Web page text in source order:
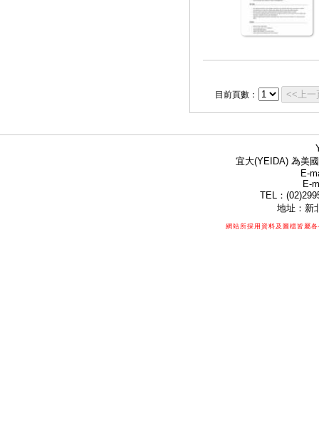
目前頁數： <<上一
宜大(YEIDA) 為美
E-
E-
TEL：
地址：新
網站所採用資料及圖檔皆屬